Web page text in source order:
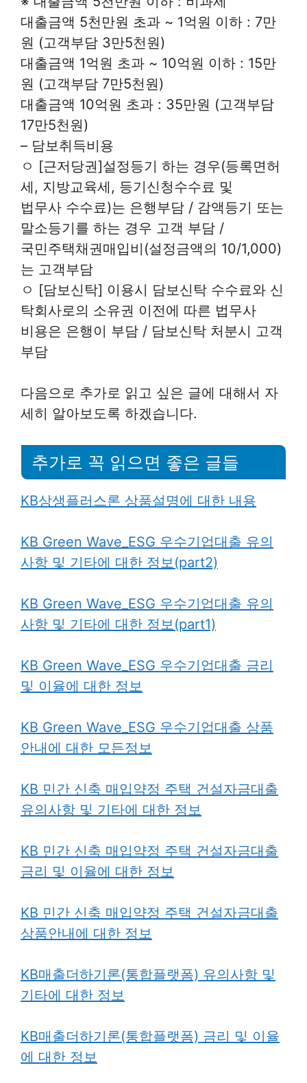
대출금액 5천만원 초과 ~ 1억원 이하 : 7만
원 (고객부담 3만5천원)
대출금액 1억원 초과 ~ 10억원 이하 : 15만
원 (고객부담 7만5천원)
대출금액 10억원 초과 : 35만원 (고객부담
17만5천원)
– 담보취득비용
ㅇ [근저당권]설정등기 하는 경우(등록면허
세, 지방교육세, 등기신청수수료 및
법무사 수수료)는 은행부담 / 감액등기 또는
말소등기를 하는 경우 고객 부담 /
국민주택채권매입비(설정금액의 10/1,000)
는 고객부담
ㅇ [담보신탁] 이용시 담보신탁 수수료와 신
탁회사로의 소유권 이전에 따른 법무사
비용은 은행이 부담 / 담보신탁 처분시 고객
부담
다음으로 추가로 읽고 싶은 글에 대해서 자
세히 알아보도록 하겠습니다.
추가로 꼭 읽으면 좋은 글들
KB상생플러스론 상품설명에 대한 내용
KB Green Wave_ESG 우수기업대출 유의
사항 및 기타에 대한 정보(part2)
KB Green Wave_ESG 우수기업대출 유의
사항 및 기타에 대한 정보(part1)
KB Green Wave_ESG 우수기업대출 금리
및 이율에 대한 정보
KB Green Wave_ESG 우수기업대출 상품
안내에 대한 모든정보
KB 민간 신축 매입약정 주택 건설자금대출
유의사항 및 기타에 대한 정보
KB 민간 신축 매입약정 주택 건설자금대출
금리 및 이율에 대한 정보
KB 민간 신축 매입약정 주택 건설자금대출
상품안내에 대한 정보
KB매출더하기론(통합플랫폼) 유의사항 및
기타에 대한 정보
KB매출더하기론(통합플랫폼) 금리 및 이율
에 대한 정보